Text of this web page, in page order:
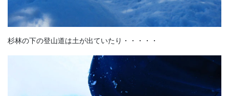
杉林の下の登山道は土が出ていたり・・・・・